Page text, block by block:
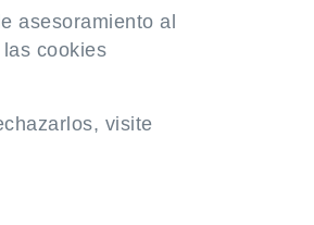
asesoramiento al
cookies
visite